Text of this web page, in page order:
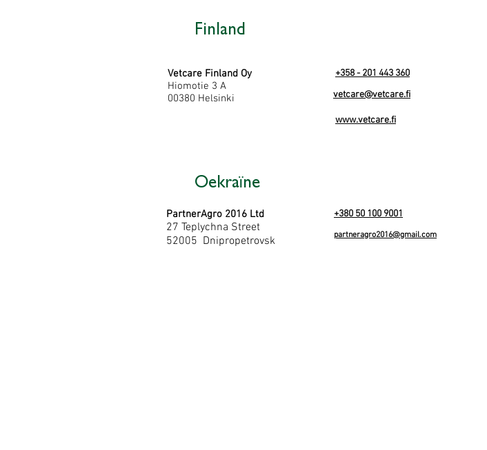
Finland
Vetcare Finland Oy
Hiomotie 3 A
00380 Helsinki
+358 - 201 443 360
vetcare@vetcare.fi
www.vetcare.fi
Oekraïne
PartnerAgro 2016 Ltd
27 Teplychna Street
52005 Dnipropetrovsk
+380 50 100 9001
partneragro2016@gmail.com